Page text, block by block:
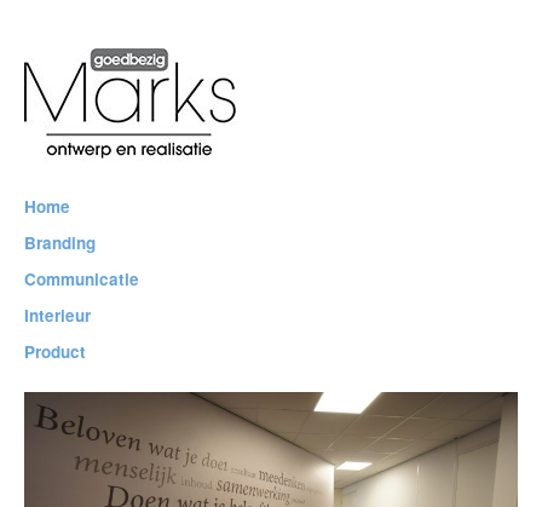
Marks
Home
Branding
Communicatie
Interieur
Product